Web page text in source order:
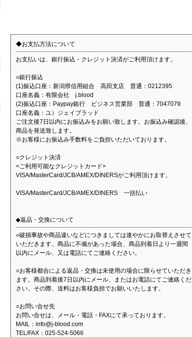
◆お支払方法について
お支払いは、銀行振込・クレジット決済がご利用頂けます。
○銀行振込
(1)振込口座：新潟県信用組合 高田支店 普通：0212395
口座名義：有限会社 j.blood
(2)振込口座：Paypay銀行 ビジネス営業部 普通：7047079
口座名義：ユ）ジェイブラッド
ご注文後7日以内にお振込みをお願い致します。お振込み確認後、
商品を発送致します。
※お客様にお振込み手数料をご負担いただいております。
○クレジット決済
<ご利用可能なクレジットカード>
VISA/MasterCard/JCB/AMEX/DINERSがご利用頂けます。
VISA/MasterCard/JCB/AMEX/DINERS 一括払い
◆返品・交換について
○破損事故や商品違いなどにつきましては速やかにお取替えさせて
いただきます。商品に不備があった場合、商品到着日より一週間
以内にメール、又は電話にてご連絡ください。
○お客様都合による返品・交換は未使用の場合に限らせていただき
ます。商品到着後7日以内にメール、またはお電話にてご連絡くだ
さい。その際、送料はお客様負担でお願いいたします。
○お問い合せ先
お問い合せは、メール・電話・FAXにて承っております。
MAIL：info@j-blood.com
TEL/FAX：025-524-5066